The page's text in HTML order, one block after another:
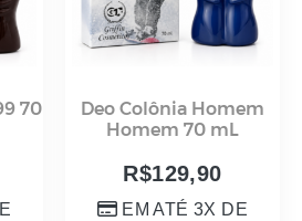
70
Deo Colônia Homem
Homem 70 mL
R$129,90
EM ATÉ 3X DE